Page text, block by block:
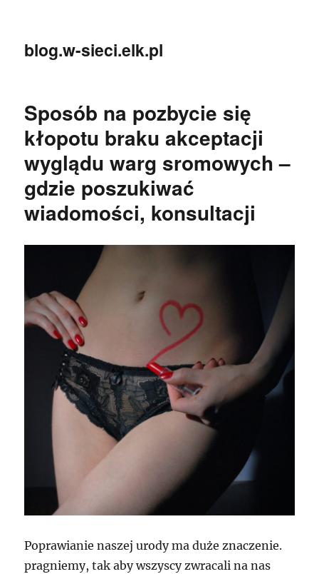
blog.w-sieci.elk.pl
Sposób na pozbycie się
kłopotu braku akceptacji
wyglądu warg sromowych –
gdzie poszukiwać
wiadomości, konsultacji
Poprawianie naszej urody ma duże znaczenie.
pragniemy, tak aby wszyscy zwracali na nas